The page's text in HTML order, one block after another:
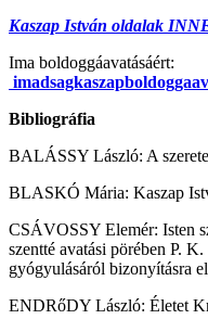
Kaszap István oldalak
Ima boldoggáavatásáért:
Bibliográfia
BALÁSSY László: A
BLASKÓ Mária: Kaszap
CSÁVOSSY Elemér: Isten
szentté avatási pörében P.
gyógyulásáról bizonyításra
ENDRőDY László: Életet